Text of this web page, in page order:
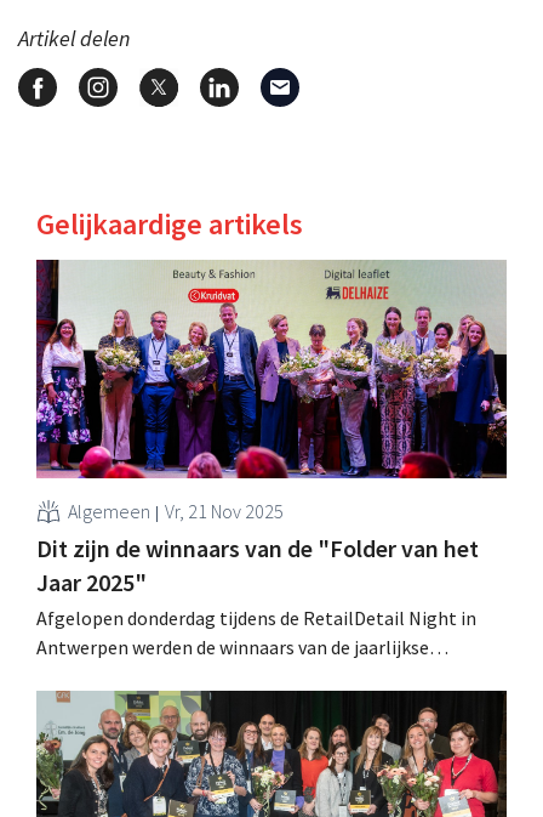
Artikel delen
Gelijkaardige artikels
Algemeen Vr, 21 Nov 2025
Dit zijn de winnaars van de "Folder van het
Jaar 2025"
Afgelopen donderdag tijdens de RetailDetail Night in
Antwerpen werden de winnaars van de jaarlijkse